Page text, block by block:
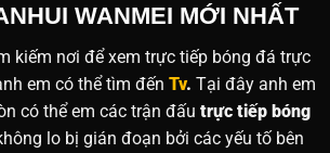
WANMEI MỚI NHẤT
kiếm nơi để xem trực tiếp bóng đá trực
em có thể tìm đến Tv. Tại đây anh em
có thể em các trận đấu trực tiếp bóng
lo bị gián đoạn bởi các yếu tố bên